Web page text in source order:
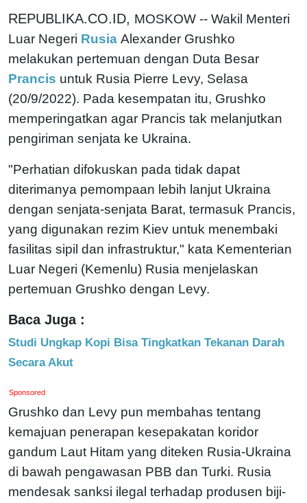
REPUBLIKA.CO.ID, MOSKOW -- Wakil Menteri
Luar Negeri Rusia Alexander Grushko
melakukan pertemuan dengan Duta Besar
Prancis untuk Rusia Pierre Levy, Selasa
(20/9/2022). Pada kesempatan itu, Grushko
memperingatkan agar Prancis tak melanjutkan
pengiriman senjata ke Ukraina.
"Perhatian difokuskan pada tidak dapat
diterimanya pemompaan lebih lanjut Ukraina
dengan senjata-senjata Barat, termasuk Prancis,
yang digunakan rezim Kiev untuk menembaki
fasilitas sipil dan infrastruktur," kata Kementerian
Luar Negeri (Kemenlu) Rusia menjelaskan
pertemuan Grushko dengan Levy.
Baca Juga :
Studi Ungkap Kopi Bisa Tingkatkan Tekanan Darah
Secara Akut
Sponsored
Grushko dan Levy pun membahas tentang
kemajuan penerapan kesepakatan koridor
gandum Laut Hitam yang diteken Rusia-Ukraina
di bawah pengawasan PBB dan Turki. Rusia
mendesak sanksi ilegal terhadap produsen biji-